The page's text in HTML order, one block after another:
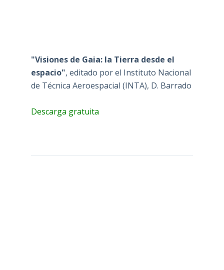
"Visiones de Gaia: la Tierra desde el
espacio", editado por el Instituto Nacional
de Técnica Aeroespacial (INTA), D. Barrado
Descarga gratuita